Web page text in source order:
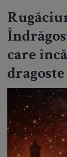
care
dragoste